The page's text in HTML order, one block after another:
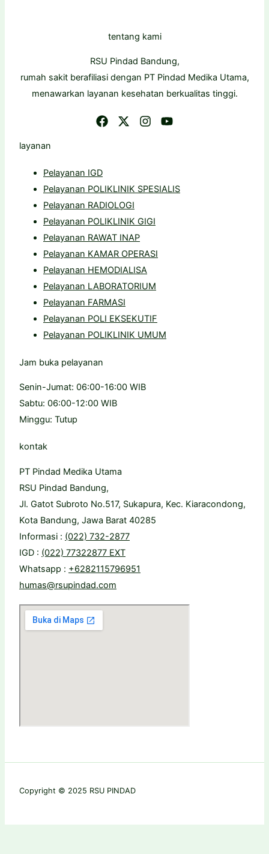
tentang kami
RSU Pindad Bandung,
rumah sakit berafiliasi dengan PT Pindad Medika Utama,
menawarkan layanan kesehatan berkualitas tinggi.
layanan
Pelayanan IGD
Pelayanan POLIKLINIK SPESIALIS
Pelayanan RADIOLOGI
Pelayanan POLIKLINIK GIGI
Pelayanan RAWAT INAP
Pelayanan KAMAR OPERASI
Pelayanan HEMODIALISA
Pelayanan LABORATORIUM
Pelayanan FARMASI
Pelayanan POLI EKSEKUTIF
Pelayanan POLIKLINIK UMUM
Jam buka pelayanan
Senin-Jumat: 06:00-16:00 WIB
Sabtu: 06:00-12:00 WIB
Minggu: Tutup
kontak
PT Pindad Medika Utama
RSU Pindad Bandung,
Jl. Gatot Subroto No.517, Sukapura, Kec. Kiaracondong,
Kota Bandung, Jawa Barat 40285
Informasi : (022) 732-2877
IGD : (022) 77322877 EXT
Whatsapp : +6282115796951
humas@rsupindad.com
Copyright © 2025 RSU PINDAD